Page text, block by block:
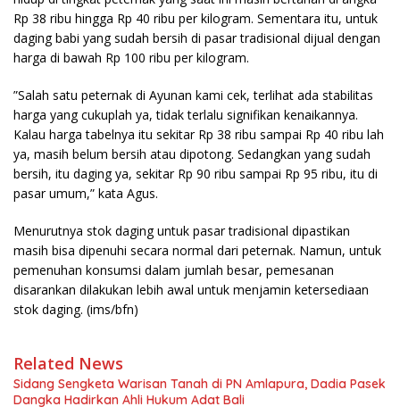
Rp 38 ribu hingga Rp 40 ribu per kilogram. Sementara itu, untuk
daging babi yang sudah bersih di pasar tradisional dijual dengan
harga di bawah Rp 100 ribu per kilogram.
​”Salah satu peternak di Ayunan kami cek, terlihat ada stabilitas
harga yang cukuplah ya, tidak terlalu signifikan kenaikannya.
Kalau harga tabelnya itu sekitar Rp 38 ribu sampai Rp 40 ribu lah
ya, masih belum bersih atau dipotong. Sedangkan yang sudah
bersih, itu daging ya, sekitar Rp 90 ribu sampai Rp 95 ribu, itu di
pasar umum,” kata Agus.
​Menurutnya stok daging untuk pasar tradisional dipastikan
masih bisa dipenuhi secara normal dari peternak. Namun, untuk
pemenuhan konsumsi dalam jumlah besar, pemesanan
disarankan dilakukan lebih awal untuk menjamin ketersediaan
stok daging. (ims/bfn)
Related News
Sidang Sengketa Warisan Tanah di PN Amlapura, Dadia Pasek
Dangka Hadirkan Ahli Hukum Adat Bali